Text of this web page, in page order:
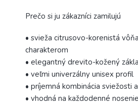
Prečo si ju zákazníci zamilujú
• svieža citrusovo-korenistá
charakterom
• elegantný drevito-kožený
• veľmi univerzálny unisex profil
• príjemná kombinácia sviežosti
• vhodná na každodenné